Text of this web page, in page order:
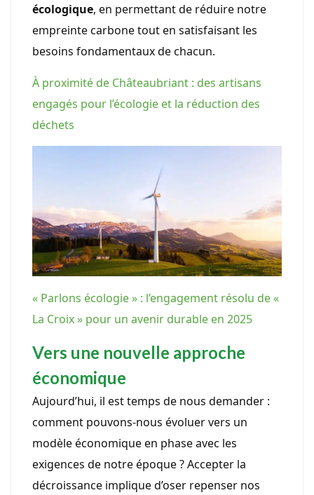
écologique, en permettant de réduire notre
empreinte carbone tout en satisfaisant les
besoins fondamentaux de chacun.
À proximité de Châteaubriant : des artisans
engagés pour l’écologie et la réduction des
déchets
« Parlons écologie » : l’engagement résolu de «
La Croix » pour un avenir durable en 2025
Vers une nouvelle approche
économique
Aujourd’hui, il est temps de nous demander :
comment pouvons-nous évoluer vers un
modèle économique en phase avec les
exigences de notre époque ? Accepter la
décroissance implique d’oser repenser nos